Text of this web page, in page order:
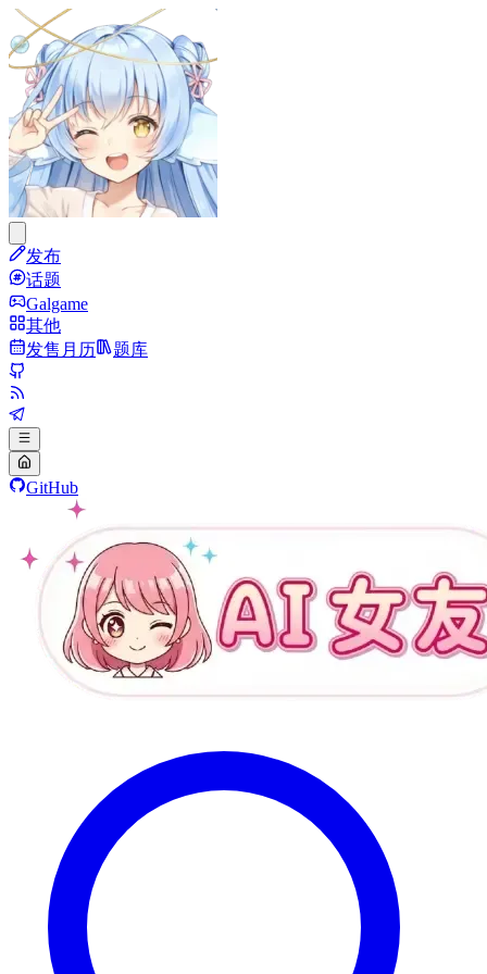
发布
话题
Galgame
其他
发售月历
题库
GitHub